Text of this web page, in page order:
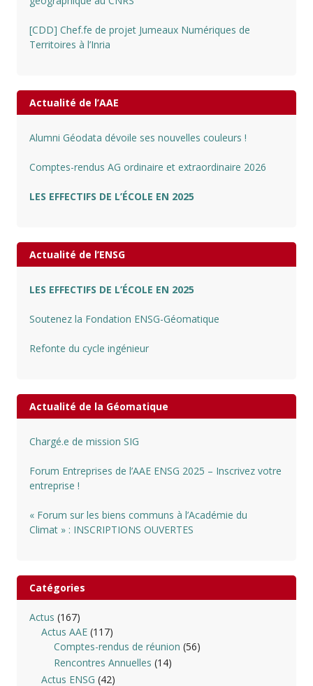
[CDD] Chef.fe de projet Jumeaux Numériques de
Territoires à l’Inria
Actualité de l’AAE
Alumni Géodata dévoile ses nouvelles couleurs !
Comptes-rendus AG ordinaire et extraordinaire 2026
LES EFFECTIFS DE L’ÉCOLE EN 2025
Actualité de l’ENSG
LES EFFECTIFS DE L’ÉCOLE EN 2025
Soutenez la Fondation ENSG-Géomatique
Refonte du cycle ingénieur
Actualité de la Géomatique
Chargé.e de mission SIG
Forum Entreprises de l’AAE ENSG 2025 – Inscrivez votre
entreprise !
« Forum sur les biens communs à l’Académie du
Climat » : INSCRIPTIONS OUVERTES
Catégories
Actus (167)
Actus AAE (117)
Comptes-rendus de réunion (56)
Rencontres Annuelles (14)
Actus ENSG (42)